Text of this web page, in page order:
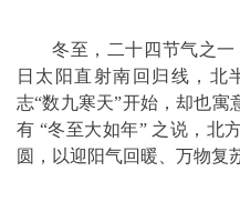
冬至，二十四节气之一
日太阳直射南回归线，北
志“数九寒天”开始，却也寓
有 “冬至大如年” 之说，北
圆，以迎阳气回暖、万物复